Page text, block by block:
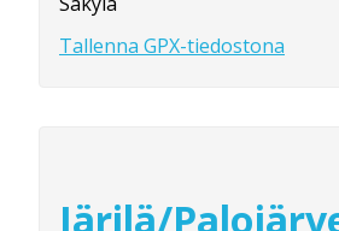
Tallenna GPX-tiedostona
Järilä/